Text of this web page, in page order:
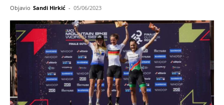
Objavio Sandi Hirkić - 05/06/2023